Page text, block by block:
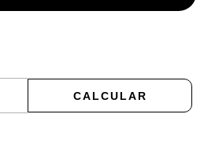
CALCULAR